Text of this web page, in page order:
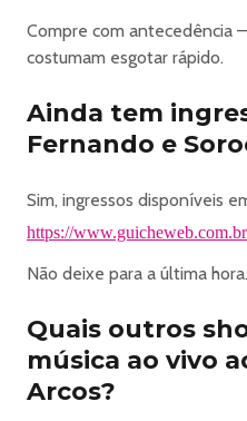
Compre com antecedência
costumam esgotar rápido.
Ainda tem
Fernando e
Sim, ingressos disponíveis
https://
Não deixe para a última hora.
Quais outros
música ao vivo
Arcos?